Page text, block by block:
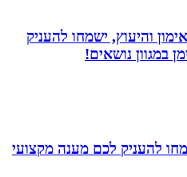
ישמחו להעניק
נושאים!
לכם מענה מקצועי